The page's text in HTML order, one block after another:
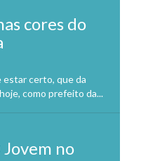
cores do
estar certo, que da
como prefeito da...
no